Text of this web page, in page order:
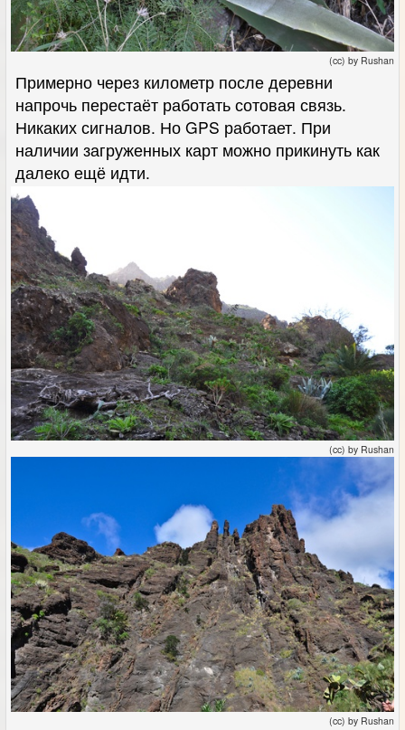
(cc) by Rushan
Примерно через километр после деревни
напрочь перестаёт работать сотовая связь.
Никаких сигналов. Но GPS работает. При
наличии загруженных карт можно прикинуть как
далеко ещё идти.
(cc) by Rushan
(cc) by Rushan